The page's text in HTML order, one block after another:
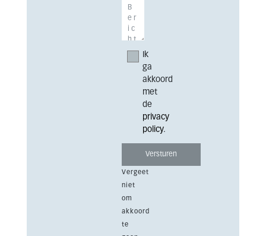
Ik
ga
akkoord
met
de
privacy
policy.
Vergeet
niet
om
akkoord
te